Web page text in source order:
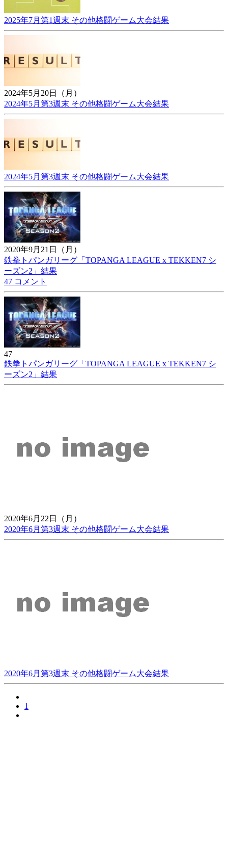
2025年7月第1週末 その他格闘ゲーム大会結果
2024年5月20日（月）
2024年5月第3週末 その他格闘ゲーム大会結果
2024年5月第3週末 その他格闘ゲーム大会結果
2020年9月21日（月）
鉄拳トパンガリーグ「TOPANGA LEAGUE x TEKKEN7 シ
ーズン2」結果
47 コメント
47
鉄拳トパンガリーグ「TOPANGA LEAGUE x TEKKEN7 シ
ーズン2」結果
2020年6月22日（月）
2020年6月第3週末 その他格闘ゲーム大会結果
2020年6月第3週末 その他格闘ゲーム大会結果
1